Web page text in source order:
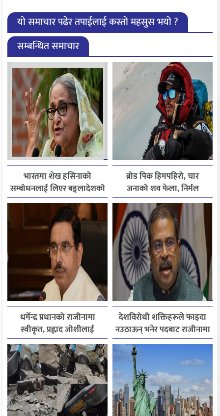
यो समाचार पढेर तपाईलाई कस्तो महसुस भयो ?
सम्बन्धित समाचार
भारतमा शेख हसिनाको
सम्बोधनलाई लिएर बङ्गलादेशको
आपत्ति
ब्रोड पिक हिमपहिरो, चार
जनाको शव फेला, निर्मल
पुर्जासहित ६ जना अझै बेपत्ता,
खोजी कार्य रातभरीका लागि
स्थगित
धर्मेन्द्र प्रधानको राजीनामा
स्वीकृत, प्रह्लाद जोशीलाई
शिक्षामन्त्रीको अतिरिक्त
जिम्मेवारी
देशविरोधी शक्तिहरूले फाइदा
नउठाऊन् भनेर पदबाट राजीनामा
दिएको हुँः धर्मेन्द्र प्रधान